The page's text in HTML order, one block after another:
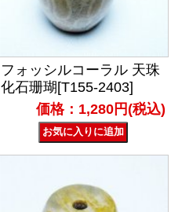
フォッシルコーラル 天珠
化石珊瑚[T155-2403]
価格：1,280円(税込)